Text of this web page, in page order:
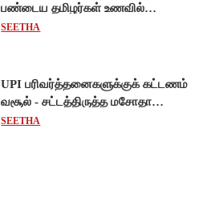
பண்டைய தமிழர்கள் உணவில்
அதிகளவு இறைச்சி பயன்பாடு!
SEETHA
UPI பரிவர்த்தனைகளுக்குக் கட்டணம்
வசூல் - சட்டத்திருத்த மசோதா
நிறைவேற்றம்!
SEETHA